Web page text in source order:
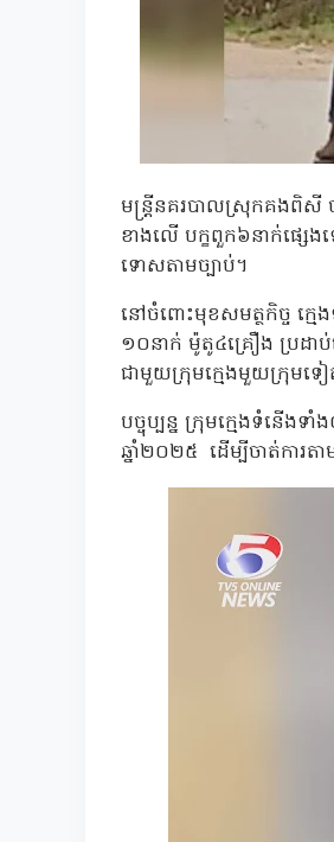
មន្ត្រីនគរបាលស្រុកគងពិសី
ខាងលើ បក្ខពួក៦នាក់ផ្សេង
ទោសតាមច្បាប់។
នៅចំពោះមុខសមត្ថកិច្ច ក្មេ
១០នាក់ ម៉ូតូ៤គ្រឿង ប្រដាប់
ជាមួយក្រុមក្មេងមួយក្រុមទៀ
បច្ចុប្បន្ន ក្រុមក្មេងទំនើង
ឆ្នាំ២០២៥ ដើម្បីចាត់ការតា